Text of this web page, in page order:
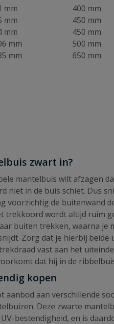
mm
400 mm
mm
450 mm
mm
450 mm
mm
500 mm
mm 650 mm
zwart in?
mantelbuis wilt afzagen
niet in de buis schiet. Dus
voorzichtig de buitenwand
trekkoord wordt altijd ruim
buiten trekken, waarna je
Zorg dat je hierbij beide
vast aan het
dat hij in de
kopen
aanbod aan verschillende
Deze zwarte
bestendigheid, en is